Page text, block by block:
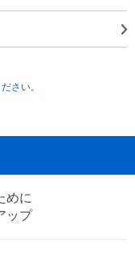
さい。
めに
ップ